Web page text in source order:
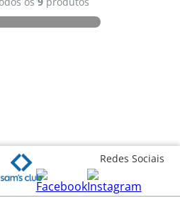
Redes Sociais